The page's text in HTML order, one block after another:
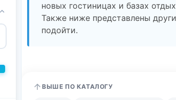
новых гостиницах и базах
Также ниже представлены
подойти.
ВЫШЕ ПО КАТАЛОГУ